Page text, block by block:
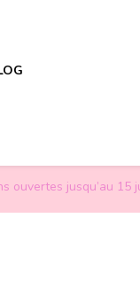
ouvertes jusqu’au 15